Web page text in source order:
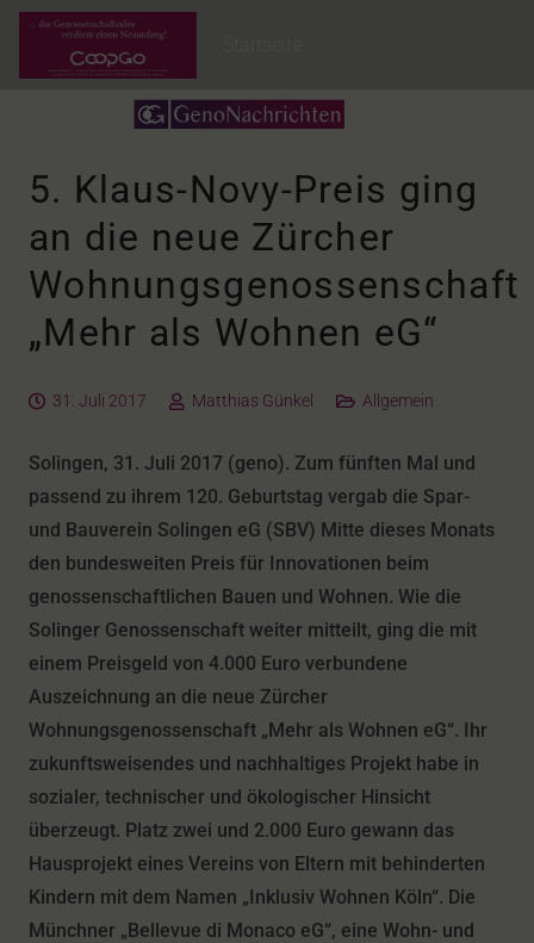
5. Klaus-Novy-Preis ging
an die neue Zürcher
Wohnungsgenossenschaft
„Mehr als Wohnen eG“
31. Juli 2017 Matthias Günkel Allgemein
Solingen, 31. Juli 2017 (geno). Zum fünften Mal und
passend zu ihrem 120. Geburtstag vergab die Spar-
und Bauverein Solingen eG (SBV) Mitte dieses Monats
den bundesweiten Preis für Innovationen beim
genossenschaftlichen Bauen und Wohnen. Wie die
Solinger Genossenschaft weiter mitteilt, ging die mit
einem Preisgeld von 4.000 Euro verbundene
Auszeichnung an die neue Zürcher
Wohnungsgenossenschaft „Mehr als Wohnen eG“. Ihr
zukunftsweisendes und nachhaltiges Projekt habe in
sozialer, technischer und ökologischer Hinsicht
überzeugt. Platz zwei und 2.000 Euro gewann das
Hausprojekt eines Vereins von Eltern mit behinderten
Kindern mit dem Namen „Inklusiv Wohnen Köln“. Die
Münchner „Bellevue di Monaco eG“, eine Wohn- und